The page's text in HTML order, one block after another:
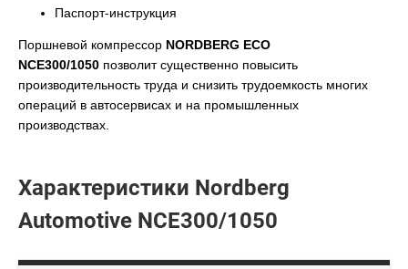
Паспорт-инструкция
Поршневой компрессор NORDBERG ECO
NCE300/1050 позволит существенно повысить
производительность труда и снизить трудоемкость многих
операций в автосервисах и на промышленных
производствах.
Характеристики Nordberg
Automotive NCE300/1050